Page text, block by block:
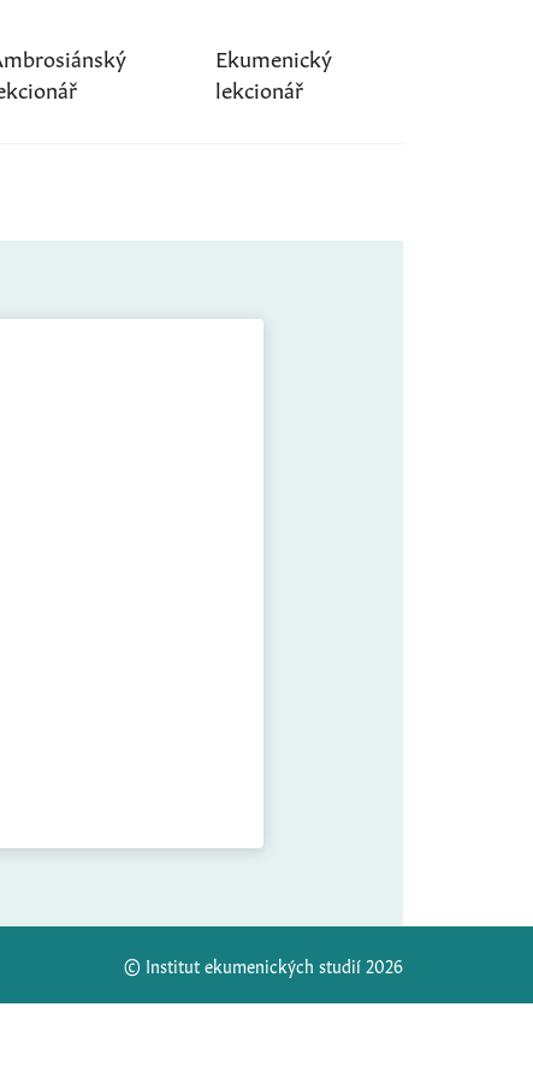
Ekumenický
lekcionář
© Institut ekumenických studií 2026